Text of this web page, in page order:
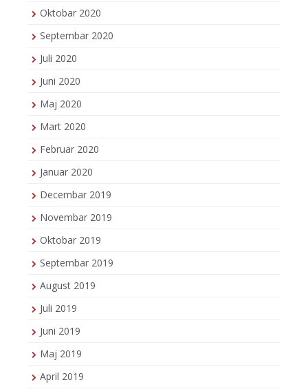
Oktobar 2020
Septembar 2020
Juli 2020
Juni 2020
Maj 2020
Mart 2020
Februar 2020
Januar 2020
Decembar 2019
Novembar 2019
Oktobar 2019
Septembar 2019
August 2019
Juli 2019
Juni 2019
Maj 2019
April 2019